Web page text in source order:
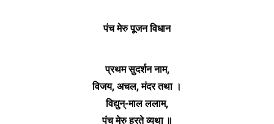
पंच मेरु पूजन विधान
प्रथम सुदर्शन नाम,
विजय, अचल, मंदर तथा ।
विद्युन्-माल ललाम,
पंच मेरु हरते व्यथा ॥